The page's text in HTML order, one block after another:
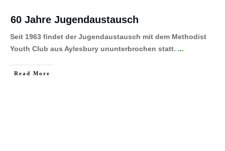
60 Jahre Jugendaustausch
Seit 1963 findet der Jugendaustausch mit dem Methodist
Youth Club aus Aylesbury ununterbrochen statt. ...
Read More